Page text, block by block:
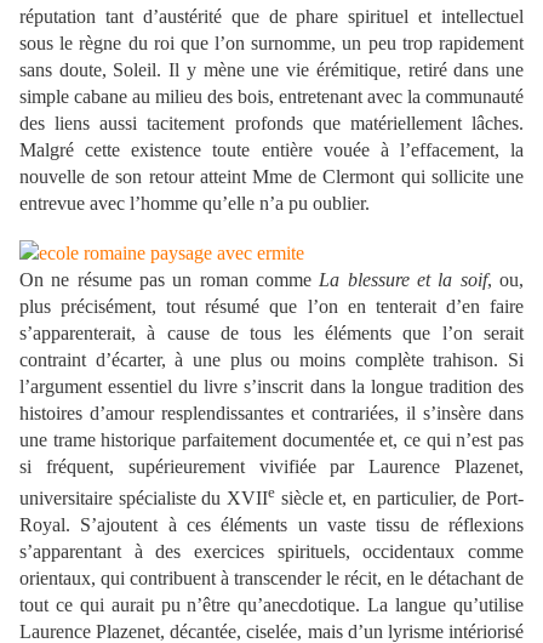
réputation tant d’austérité que de phare spirituel et intellectuel
sous le règne du roi que l’on surnomme, un peu trop rapidement
sans doute, Soleil. Il y mène une vie érémitique, retiré dans une
simple cabane au milieu des bois, entretenant avec la communauté
des liens aussi tacitement profonds que matériellement lâches.
Malgré cette existence toute entière vouée à l’effacement, la
nouvelle de son retour atteint Mme de Clermont qui sollicite une
entrevue avec l’homme qu’elle n’a pu oublier.
On ne résume pas un roman comme La blessure et la soif, ou,
plus précisément, tout résumé que l’on en tenterait d’en faire
s’apparenterait, à cause de tous les éléments que l’on serait
contraint d’écarter, à une plus ou moins complète trahison. Si
l’argument essentiel du livre s’inscrit dans la longue tradition des
histoires d’amour resplendissantes et contrariées, il s’insère dans
une trame historique parfaitement documentée et, ce qui n’est pas
si fréquent, supérieurement vivifiée par Laurence Plazenet,
universitaire spécialiste du XVIIe siècle et, en particulier, de Port-
Royal. S’ajoutent à ces éléments un vaste tissu de réflexions
s’apparentant à des exercices spirituels, occidentaux comme
orientaux, qui contribuent à transcender le récit, en le détachant de
tout ce qui aurait pu n’être qu’anecdotique. La langue qu’utilise
Laurence Plazenet, décantée, ciselée, mais d’un lyrisme intériorisé